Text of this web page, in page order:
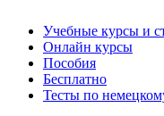
Учебные курсы и
Онлайн курсы
Пособия
Бесплатно
Тесты по